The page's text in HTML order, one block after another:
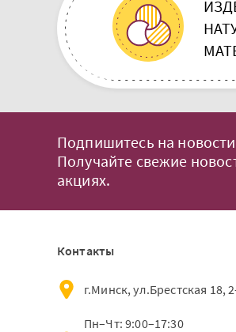
Подпишитесь на
Получайте свежие
акциях.
Контакты
г.Минск, ул.Брестская 18,
Пн–Чт: 9:00–17:30